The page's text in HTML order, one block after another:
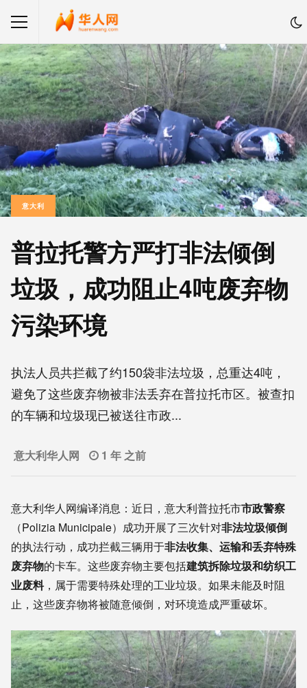
意大利
普拉托警方严打非法倾倒
垃圾，成功阻止4吨废弃物
污染环境
执法人员共拦截了约150袋非法垃圾，总重达4吨，
避免了这些废弃物被非法丢弃在普拉托市区。被查扣
的车辆和垃圾现已被送往市政...
意大利华人网 1 年 之前
意大利华人网编译消息：近日，意大利普拉托市市政警察
（Polizia Municipale）成功开展了三次针对非法垃圾倾倒
的执法行动，成功拦截三辆用于非法收集、运输和丢弃特殊
废弃物的卡车。这些废弃物主要包括建筑拆除垃圾和纺织工
业废料，属于需要特殊处理的工业垃圾。如果未能及时阻
止，这些废弃物将被随意倾倒，对环境造成严重破坏。